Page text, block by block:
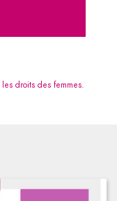
droits des femmes.